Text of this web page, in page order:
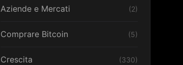
Aziende e Mercati (2)
Comprare Bitcoin (5)
Crescita (330)